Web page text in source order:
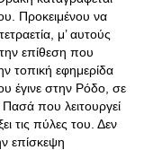
Προκειμένου να
μ’ αυτούς
επίθεση που
τοπική εφημερίδα
έγινε στην Ρόδο, σε
που λειτουργεί
τις πύλες του. Δεν
επίσκεψη